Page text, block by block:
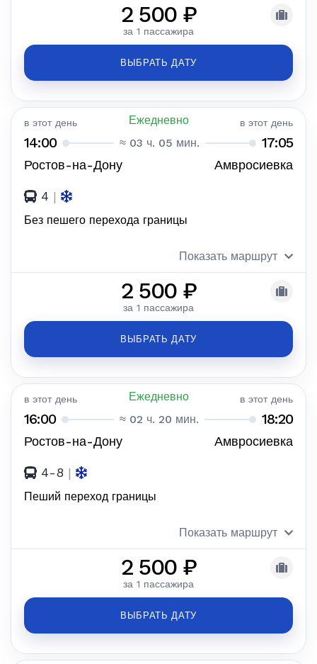
2 500 ₽
за 1 пассажира
ВЫБРАТЬ ДАТУ
в этот день Ежедневно в этот день
14:00 ≈ 03 ч. 05 мин. 17:05
Ростов-на-Дону Амвросиевка
4 |
Без пешего перехода границы
Показать маршрут
2 500 ₽
за 1 пассажира
ВЫБРАТЬ ДАТУ
в этот день Ежедневно в этот день
16:00 ≈ 02 ч. 20 мин. 18:20
Ростов-на-Дону Амвросиевка
4-8 |
Пеший переход границы
Показать маршрут
2 500 ₽
за 1 пассажира
ВЫБРАТЬ ДАТУ